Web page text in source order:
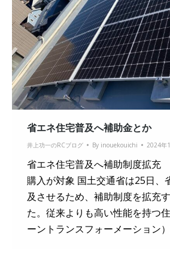
省エネ住宅普及へ補助金とか
井上功一のRCブログ By inouekouichi 2024年
省エネ住宅普及へ補助制度拡充
購入が対象 国土交通省は25日、
及させるため、補助制度を拡充
た。従来よりも高い性能を持つ
ーントランスフォーメーション